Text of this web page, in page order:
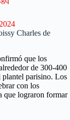
Charles de
que los
de 300-400
plantel parisino. Los
con los
que lograron formar